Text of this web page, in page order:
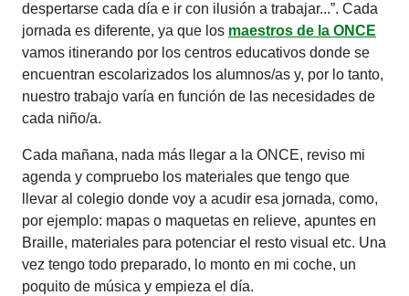
despertarse cada día e ir con ilusión a trabajar...”. Cada
jornada es diferente, ya que los maestros de la ONCE
vamos itinerando por los centros educativos donde se
encuentran escolarizados los alumnos/as y, por lo tanto,
nuestro trabajo varía en función de las necesidades de
cada niño/a.
Cada mañana, nada más llegar a la ONCE, reviso mi
agenda y compruebo los materiales que tengo que
llevar al colegio donde voy a acudir esa jornada, como,
por ejemplo: mapas o maquetas en relieve, apuntes en
Braille, materiales para potenciar el resto visual etc. Una
vez tengo todo preparado, lo monto en mi coche, un
poquito de música y empieza el día.